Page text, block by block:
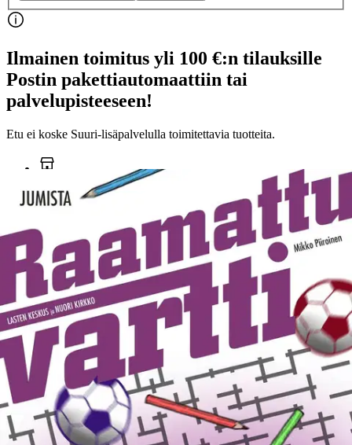
Ilmainen toimitus yli 100 €:n tilauksille
Postin pakettiautomaattiin tai
palvelupisteeseen!
Etu ei koske Suuri‑lisäpalvelulla toimitettavia tuotteita.
Tarkista myymäläsaatavuus
Ei saatavilla
Tuotekuvaus
Raamattuvartti on noin vartin mittainen raamattuhetki kouluikäisille.
Yksi vartti sisältää lyhyen kertomuksen, opetusosion ja tehtävän.
Kertomuksissa seikkailevat 11-vuotias Eetu ja 8-vuotias Ella.
Tehtävät ovat ristikoita, labyrintteja ja muita puuhatehtäviä, joiden